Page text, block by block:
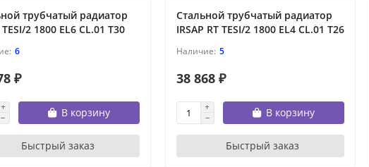
трубчатый радиатор
TESI/2 1800 EL6 CL.01 T30
6
₽
В корзину
Быстрый заказ
Стальной трубчатый радиатор
IRSAP RT TESI/2 1800 EL4 CL.01 T26
5
38 868 ₽
В корзину
Быстрый заказ